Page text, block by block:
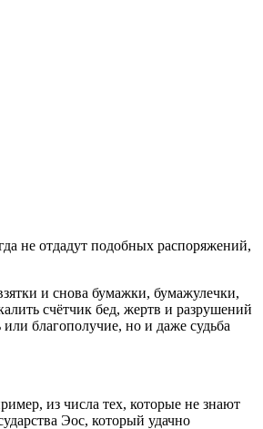
не отдадут подобных распоряжений,
и снова бумажки, бумажулечки,
счётчик бед, жертв и разрушений
благополучие, но и даже судьба
из числа тех, которые не знают
Эос, который удачно